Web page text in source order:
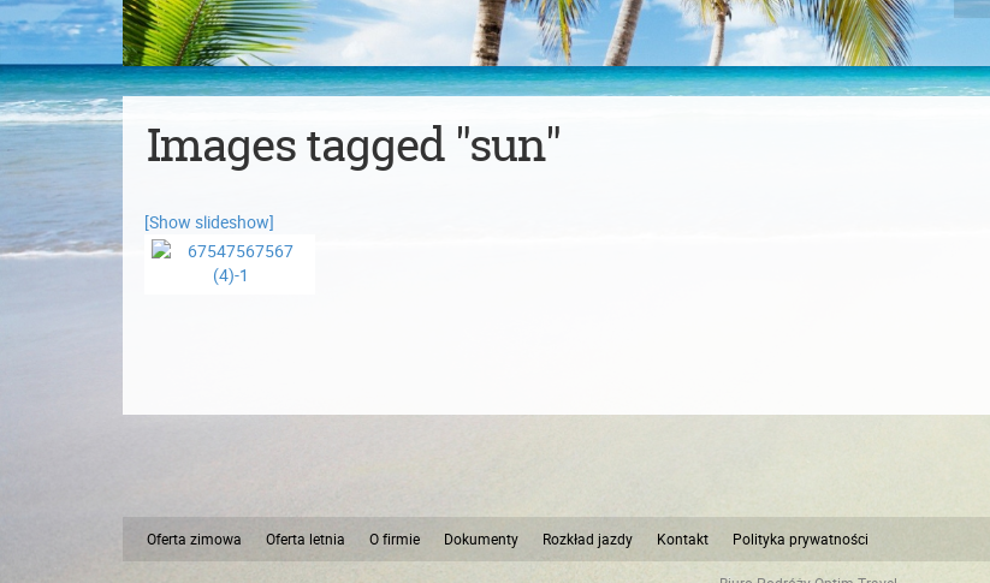
Images tagged "sun"
[Show slideshow]
Oferta zimowa Oferta letnia O firmie Dokumenty Rozkład jazdy Kontakt Polityka prywatności